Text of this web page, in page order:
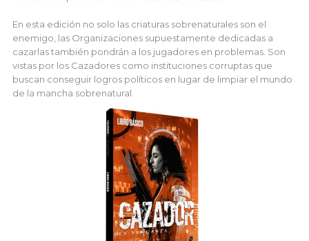
En esta edición no solo las criaturas sobrenaturales son el
enemigo, las Organizaciones supuestamente dedicadas a
cazarlas también pondrán a los jugadores en problemas. Son
vistas por los Cazadores como instituciones corruptas que
buscan conseguir logros políticos en lugar de limpiar el mundo
de la mancha sobrenatural.